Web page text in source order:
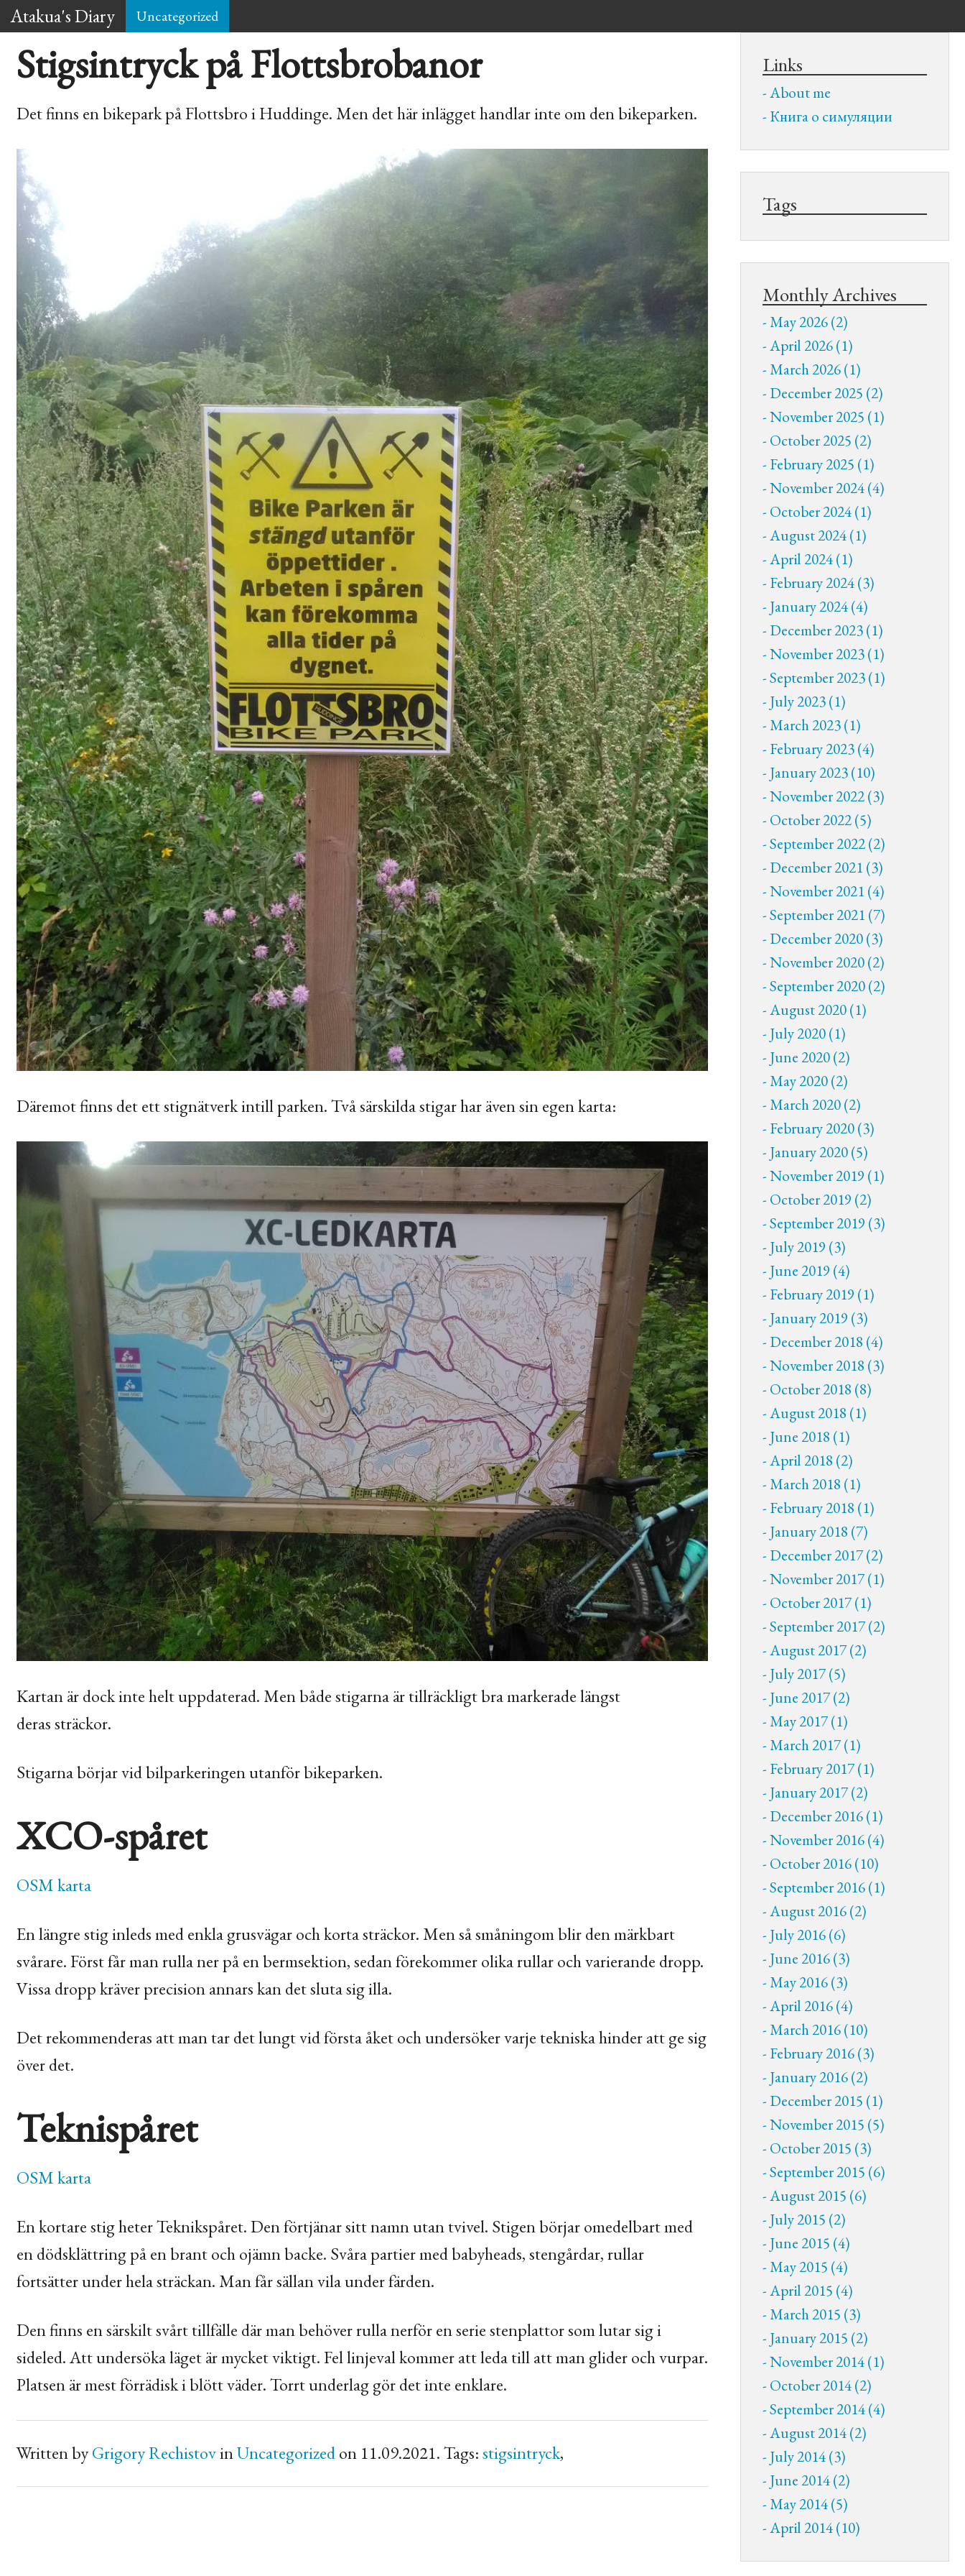
Atakua's Diary Uncategorized
Stigsintryck på Flottsbrobanor
Det finns en bikepark på Flottsbro i Huddinge. Men det här inlägget handlar inte om den bikeparken.
Däremot finns det ett stignätverk intill parken. Två särskilda stigar har även sin egen karta:
Kartan är dock inte helt uppdaterad. Men både stigarna är tillräckligt bra markerade längst
deras sträckor.
Stigarna börjar vid bilparkeringen utanför bikeparken.
XCO-spåret
OSMkarta
En längre stig inleds med enkla grusvägar och korta sträckor. Men så småningom blir den märkbart
svårare. Först får man rulla ner på en bermsektion, sedan förekommer olika rullar och varierande dropp.
Vissa dropp kräver precision annars kan det sluta sig illa.
Det rekommenderas att man tar det lungt vid första åket och undersöker varje tekniska hinder att ge sig
över det.
Teknispåret
OSMkarta
En kortare stig heter Teknikspåret. Den förtjänar sitt namn utan tvivel. Stigen börjar omedelbart med
en dödsklättring på en brant och ojämn backe. Svåra partier med babyheads, stengårdar, rullar
fortsätter under hela sträckan. Man får sällan vila under färden.
Den finns en särskilt svårt tillfälle där man behöver rulla nerför en serie stenplattor som lutar sig i
sideled. Att undersöka läget är mycket viktigt. Fel linjeval kommer att leda till att man glider och vurpar.
Platsen är mest förrädisk i blött väder. Torrt underlag gör det inte enklare.
Written byGrigory RechistovinUncategorizedon 11.09.2021. Tags:stigsintryck,
Links
About me
Книга о симуляции
Tags
Monthly Archives
May 2026 (2)
April 2026 (1)
March 2026 (1)
December 2025 (2)
November 2025 (1)
October 2025 (2)
February 2025 (1)
November 2024 (4)
October 2024 (1)
August 2024 (1)
April 2024 (1)
February 2024 (3)
January 2024 (4)
December 2023 (1)
November 2023 (1)
September 2023 (1)
July 2023 (1)
March 2023 (1)
February 2023 (4)
January 2023 (10)
November 2022 (3)
October 2022 (5)
September 2022 (2)
December 2021 (3)
November 2021 (4)
September 2021 (7)
December 2020 (3)
November 2020 (2)
September 2020 (2)
August 2020 (1)
July 2020 (1)
June 2020 (2)
May 2020 (2)
March 2020 (2)
February 2020 (3)
January 2020 (5)
November 2019 (1)
October 2019 (2)
September 2019 (3)
July 2019 (3)
June 2019 (4)
February 2019 (1)
January 2019 (3)
December 2018 (4)
November 2018 (3)
October 2018 (8)
August 2018 (1)
June 2018 (1)
April 2018 (2)
March 2018 (1)
February 2018 (1)
January 2018 (7)
December 2017 (2)
November 2017 (1)
October 2017 (1)
September 2017 (2)
August 2017 (2)
July 2017 (5)
June 2017 (2)
May 2017 (1)
March 2017 (1)
February 2017 (1)
January 2017 (2)
December 2016 (1)
November 2016 (4)
October 2016 (10)
September 2016 (1)
August 2016 (2)
July 2016 (6)
June 2016 (3)
May 2016 (3)
April 2016 (4)
March 2016 (10)
February 2016 (3)
January 2016 (2)
December 2015 (1)
November 2015 (5)
October 2015 (3)
September 2015 (6)
August 2015 (6)
July 2015 (2)
June 2015 (4)
May 2015 (4)
April 2015 (4)
March 2015 (3)
January 2015 (2)
November 2014 (1)
October 2014 (2)
September 2014 (4)
August 2014 (2)
July 2014 (3)
June 2014 (2)
May 2014 (5)
April 2014 (10)